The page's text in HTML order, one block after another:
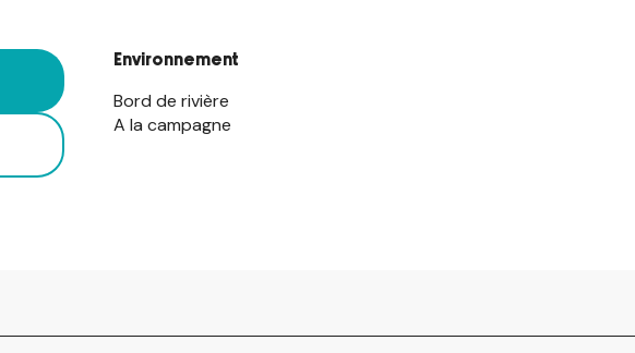
Environnement
Environnement
Bord de rivière
A la campagne